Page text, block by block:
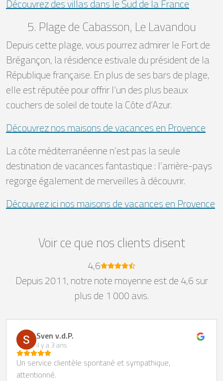
Découvrez des villas dans le Sud de la France
5. Plage de Cabasson, Le Lavandou
Depuis cette plage, vous pourrez admirer le Fort de
Brégançon, la résidence estivale du président de la
République française. En plus de ses bars de plage,
elle est réputée pour offrir l’un des plus beaux
couchers de soleil de toute la Côte d’Azur.
Découvrez nos maisons de vacances en Provence
La côte méditerranéenne n’est pas la seule
destination de vacances fantastique : l’arrière-pays
regorge également de merveilles à découvrir.
Découvrez ici nos maisons de vacances en Provence
Voir ce que nos clients disent
4,6
Depuis 2011, notre note moyenne est de 4,6 sur
plus de 1 000 avis.
Sven v.d.P.
il y a 3 ans
Un service clientèle spontané et sympathique,
attentionné.